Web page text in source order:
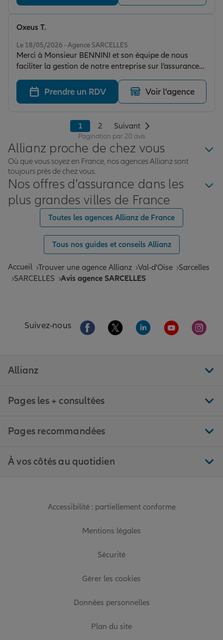
Le 18/05/2026 - Agence SARCELLES
Merci à Monsieur BENNINI et son équipe de nous
faciliter la gestion de notre entreprise sur l’assurance
RC transport , mutuelle et prévoyance. Accueil et suivi
au top !
Oxeus T.
Prendre un RDV Voir l'agence
1 2 Suivant
Pagination par 20 avis
Allianz proche de chez vous
Où que vous soyez en France, nos agences Allianz sont
toujours près de chez vous.
Nos offres d'assurance dans les
plus grandes villes de France
Toutes les agences Allianz de France
Tous nos guides et conseils Allianz
Accueil Trouver une agence Allianz Val-d'Oise
Sarcelles
SARCELLES
Avis agence SARCELLES
Suivez-nous Aller sur la page Facebook de Allianz
Aller sur la page Twitter de
Aller sur la page
Aller sur la
Aller
Allianz
Pages les + consultées
Pages recommandées
À vos côtés au quotidien
Accessibilité : partiellement conforme
Mentions légales
Sécurité
Gérer les cookies
Données personnelles
Plan du site